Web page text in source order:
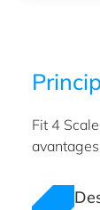
Fit 4